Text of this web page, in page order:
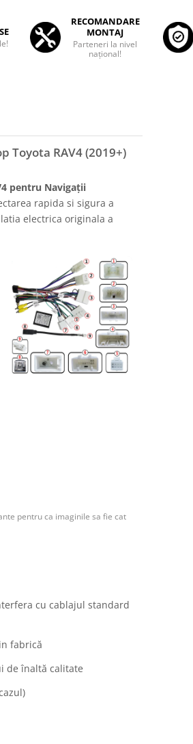
RECOMANDARE
MONTAJ
Parteneri la nivel
național!
RAV4 (2019+)
pentru Navigații
rapida si sigura a
electrica originala a
pentru ca imaginile sa fie cat
cu cablajul standard
fabrică
de înaltă calitate